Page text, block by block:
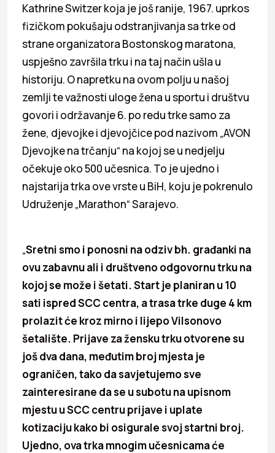
Kathrine Switzer koja je još ranije, 1967. uprkos
fizičkom pokušaju odstranjivanja sa trke od
strane organizatora Bostonskog maratona,
uspješno završila trku i na taj način ušla u
historiju. O napretku na ovom polju u našoj
zemlji te važnosti uloge žena u sportu i društvu
govori i održavanje 6. po redu trke samo za
žene, djevojke i djevojčice pod nazivom „AVON
Djevojke na trčanju“ na kojoj se u nedjelju
očekuje oko 500 učesnica. To je ujedno i
najstarija trka ove vrste u BiH, koju je pokrenulo
Udruženje „Marathon“ Sarajevo.
„Sretni smo i ponosni na odziv bh. građanki na
ovu zabavnu ali i društveno odgovornu trku na
kojoj se može i šetati. Start je planiran u 10
sati ispred SCC centra, a trasa trke duge 4 km
prolazit će kroz mirno i lijepo Vilsonovo
šetalište. Prijave za žensku trku otvorene su
još dva dana, međutim broj mjesta je
ograničen, tako da savjetujemo sve
zainteresirane da se u subotu na upisnom
mjestu u SCC centru prijave i uplate
kotizaciju kako bi osigurale svoj startni broj.
Ujedno, ova trka mnogim učesnicama će